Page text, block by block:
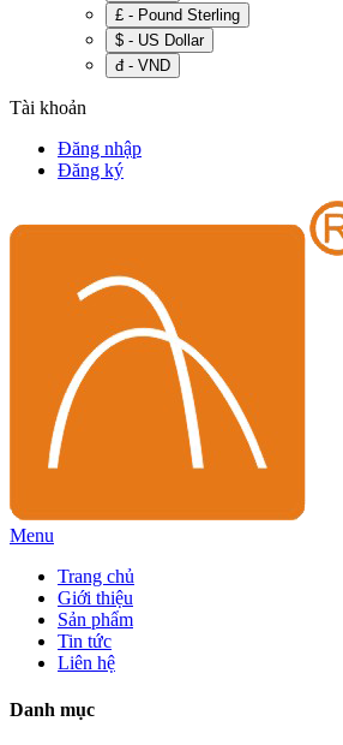
£ - Pound Sterling
$ - US Dollar
đ - VND
Tài khoản
Đăng nhập
Đăng ký
Menu
Trang chủ
Giới thiệu
Sản phẩm
Tin tức
Liên hệ
Danh mục